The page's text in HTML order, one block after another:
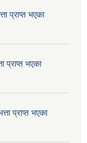
प्राप्त भएका
प्राप्त भएका
प्राप्त भएका